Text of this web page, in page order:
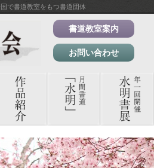
で書道教室をもつ書道団体
書道教室案内
お問い合わせ